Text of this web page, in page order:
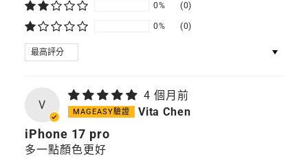
0% (0)
0% (0)
SORT BY
V
4 個月前
Vita Chen
iPhone 17 pro
多一點顏色更好